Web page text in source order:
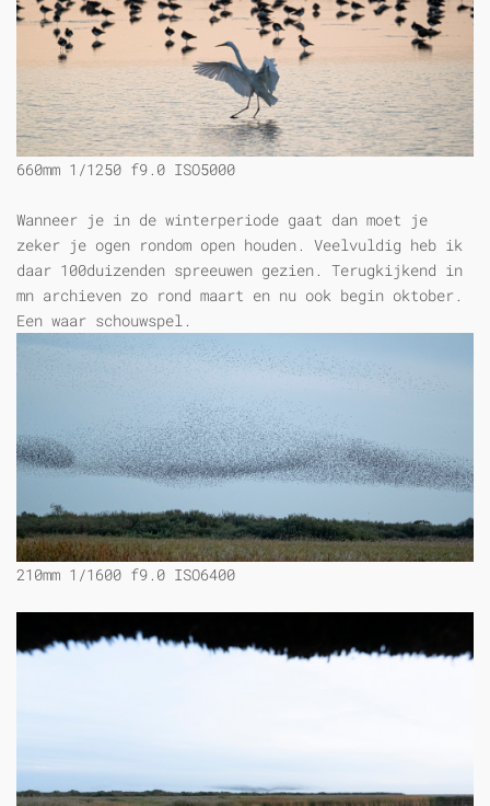
660mm 1/1250 f9.0 ISO5000
Wanneer je in de winterperiode gaat dan moet je
zeker je ogen rondom open houden. Veelvuldig heb ik
daar 100duizenden spreeuwen gezien. Terugkijkend in
mn archieven zo rond maart en nu ook begin oktober.
Een waar schouwspel.
210mm 1/1600 f9.0 ISO6400